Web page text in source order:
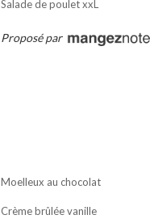
Salade de poulet xxL
Proposé par
Moelleux au chocolat
Crème brûlée vanille